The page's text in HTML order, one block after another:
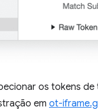
os tokens
em ot-